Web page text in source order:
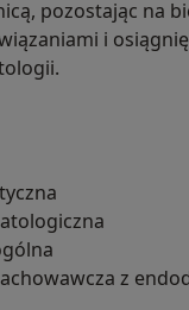
pozostając na
i
z